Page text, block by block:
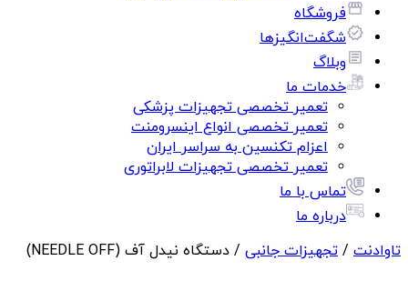
فروشگاه
شگفت‌انگیزها
وبلاگ
خدمات ما
تعمیر تخصصی تجهیزات پزشکی
تعمیر تخصصی انواع اینسرومنت
اعزام تکنسین به سراسر ایران
تعمیر تخصصی تجهیزات لابراتوری
تماس با ما
درباره ما
تاوادنت / تجهیزات جانبی / دستگاه نیدل آف (NEEDLE OFF)